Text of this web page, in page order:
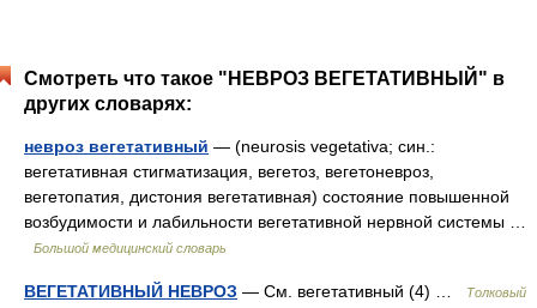
Смотреть что такое "НЕВРОЗ ВЕГЕТАТИВНЫЙ" в
других словарях:
невроз вегетативный — (neurosis vegetativa; син.:
вегетативная стигматизация, вегетоз, вегетоневроз,
вегетопатия, дистония вегетативная) состояние повышенной
возбудимости и лабильности вегетативной нервной системы …
Большой медицинский словарь
ВЕГЕТАТИВНЫЙ НЕВРОЗ — См. вегетативный (4) …
Толковый